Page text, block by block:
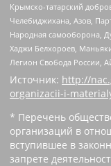
Крымско-татарский
Челебиджихана, Азов,
Народная самооборона,
Хаджи Белхороев,
Легион Свобода России,
Источник: http://
organizacii-i-
* Перечень
организаций в
вступившее в
запрете